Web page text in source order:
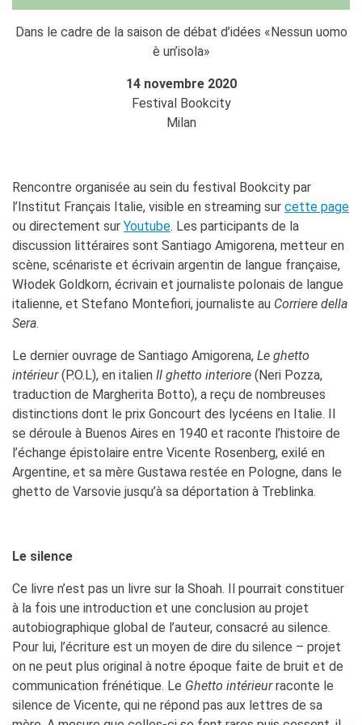
Contacts
Organigramme
Emplois/stages
NOS MÉCÈNES
Le operazioni
I contatti
I nostri sostenitori
ARCHIVES
Café dell'innovazione
Dialoghi del Farnese
Farnèse à la page
mondo di domani
La Notte delle Idee
Operazioni artistiche
PERCHÉ IMPARARE IL
FRANCESE
RECHERCHER
Dans le cadre de la saison de débat d’idées «Nessun uomo
è un’isola»
14 novembre 2020
Festival Bookcity
Milan
Rencontre organisée au sein du festival Bookcity par
l’Institut Français Italie, visible en streaming sur cette page
ou directement sur Youtube. Les participants de la
discussion littéraires sont Santiago Amigorena, metteur en
scène, scénariste et écrivain argentin de langue française,
Włodek Goldkorn, écrivain et journaliste polonais de langue
italienne, et Stefano Montefiori, journaliste au Corriere della
Sera.
Le dernier ouvrage de Santiago Amigorena, Le ghetto
intérieur(P.O.L), en italien Il ghetto interiore (Neri Pozza,
traduction de Margherita Botto), a reçu de nombreuses
distinctions dont le prix Goncourt des lycéens en Italie. Il
se déroule à Buenos Aires en 1940 et raconte l’histoire de
l’échange épistolaire entre Vicente Rosenberg, exilé en
Argentine, et sa mère Gustawa restée en Pologne, dans le
ghetto de Varsovie jusqu’à sa déportation à Treblinka.
Le silence
Ce livre n’est pas un livre sur la Shoah. Il pourrait constituer
à la fois une introduction et une conclusion au projet
autobiographique global de l’auteur, consacré au silence.
Pour lui, l’écriture est un moyen de dire du silence – projet
on ne peut plus original à notre époque faite de bruit et de
communication frénétique. Le Ghetto intérieurraconte le
silence de Vicente, qui ne répond pas aux lettres de sa